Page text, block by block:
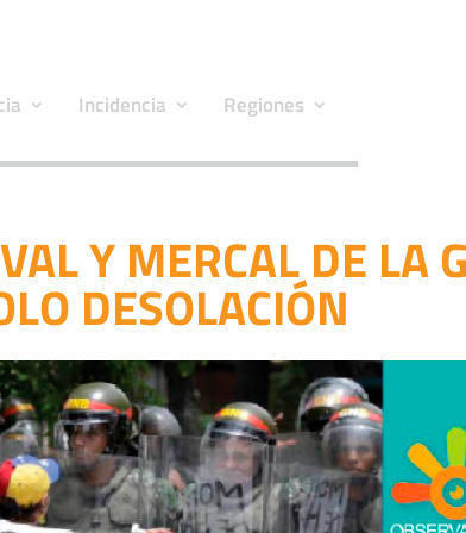
Incidencia Regiones
Y MERCAL DE LA
DESOLACIÓN